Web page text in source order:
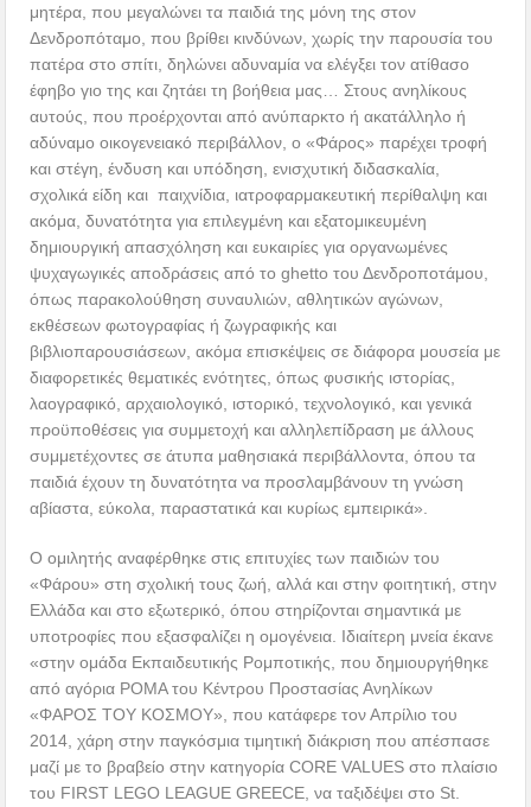
μητέρα, που μεγαλώνει τα παιδιά της μόνη της στον
Δενδροπόταμο, που βρίθει κινδύνων, χωρίς την παρουσία του
πατέρα στο σπίτι, δηλώνει αδυναμία να ελέγξει τον ατίθασο
έφηβο γιο της και ζητάει τη βοήθεια μας… Στους ανηλίκους
αυτούς, που προέρχονται από ανύπαρκτο ή ακατάλληλο ή
αδύναμο οικογενειακό περιβάλλον, ο «Φάρος» παρέχει τροφή
και στέγη, ένδυση και υπόδηση, ενισχυτική διδασκαλία,
σχολικά είδη και παιχνίδια, ιατροφαρμακευτική περίθαλψη και
ακόμα, δυνατότητα για επιλεγμένη και εξατομικευμένη
δημιουργική απασχόληση και ευκαιρίες για οργανωμένες
ψυχαγωγικές αποδράσεις από το ghetto του Δενδροποτάμου,
όπως παρακολούθηση συναυλιών, αθλητικών αγώνων,
εκθέσεων φωτογραφίας ή ζωγραφικής και
βιβλιοπαρουσιάσεων, ακόμα επισκέψεις σε διάφορα μουσεία με
διαφορετικές θεματικές ενότητες, όπως φυσικής ιστορίας,
λαογραφικό, αρχαιολογικό, ιστορικό, τεχνολογικό, και γενικά
προϋποθέσεις για συμμετοχή και αλληλεπίδραση με άλλους
συμμετέχοντες σε άτυπα μαθησιακά περιβάλλοντα, όπου τα
παιδιά έχουν τη δυνατότητα να προσλαμβάνουν τη γνώση
αβίαστα, εύκολα, παραστατικά και κυρίως εμπειρικά».
Ο ομιλητής αναφέρθηκε στις επιτυχίες των παιδιών του
«Φάρου» στη σχολική τους ζωή, αλλά και στην φοιτητική, στην
Ελλάδα και στο εξωτερικό, όπου στηρίζονται σημαντικά με
υποτροφίες που εξασφαλίζει η ομογένεια. Ιδιαίτερη μνεία έκανε
«στην ομάδα Εκπαιδευτικής Ρομποτικής, που δημιουργήθηκε
από αγόρια ΡΟΜΑ του Κέντρου Προστασίας Ανηλίκων
«ΦΑΡΟΣ ΤΟΥ ΚΟΣΜΟΥ», που κατάφερε τον Απρίλιο του
2014, χάρη στην παγκόσμια τιμητική διάκριση που απέσπασε
μαζί με το βραβείο στην κατηγορία CORE VALUES στο πλαίσιο
του FIRST LEGO LEAGUE GREECE, να ταξιδέψει στο St.